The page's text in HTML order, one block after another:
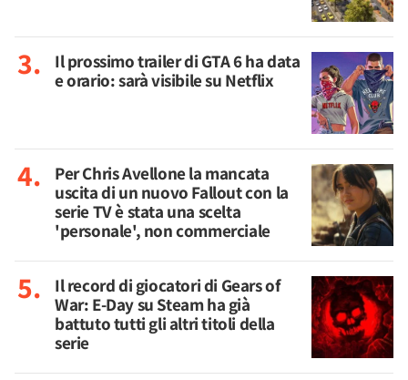
Il prossimo trailer di GTA 6 ha data
e orario: sarà visibile su Netflix
Per Chris Avellone la mancata
uscita di un nuovo Fallout con la
serie TV è stata una scelta
'personale', non commerciale
Il record di giocatori di Gears of
War: E-Day su Steam ha già
battuto tutti gli altri titoli della
serie